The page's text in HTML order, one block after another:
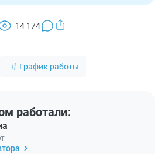
14 174
График работы
работали: